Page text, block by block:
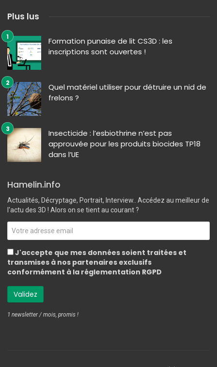
Plus lus
Formation punaise de lit CS3D : les
inscriptions sont ouvertes !
Quel matériel utiliser pour détruire un nid de
frelons ?
Insecticide : l’esbiothrine n’est pas
approuvée pour les produits biocides TP18
dans l’UE
Hamelin.info
Actualités, Décryptage, Portrait, Interview.. Accédez au meilleur de
l'actu des 3D ! Alors on se tient au courant ?
J'accepte que mes données soient traitées et
transmises à nos partenaires exclusifs
conformément à la réglementation RGPD
1 newsletter / mois, promis !